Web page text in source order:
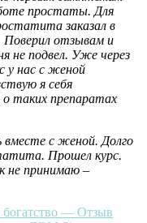
простаты. Для
заказал в
отзывам и
не подвел. Уже через
у нас с женой
я себя
таких препаратах
с женой. Долго
Прошел курс.
не принимаю –
богатство — Отзыв